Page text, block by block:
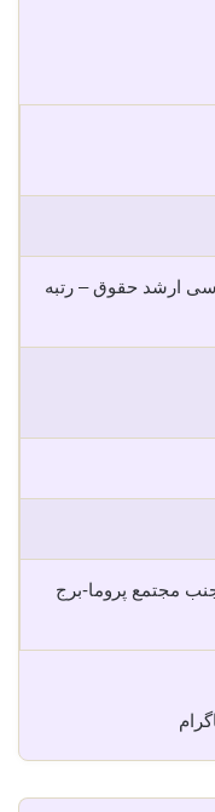
ارشد حقوق – رتبه
مجتمع پروما-برج